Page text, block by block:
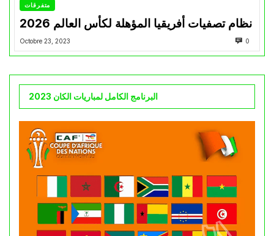
متفرقات
نظام تصفيات أفريقيا المؤهلة لكأس العالم 2026
Octobre 23, 2023 0
البرنامج الكامل لمباريات الكان 2023